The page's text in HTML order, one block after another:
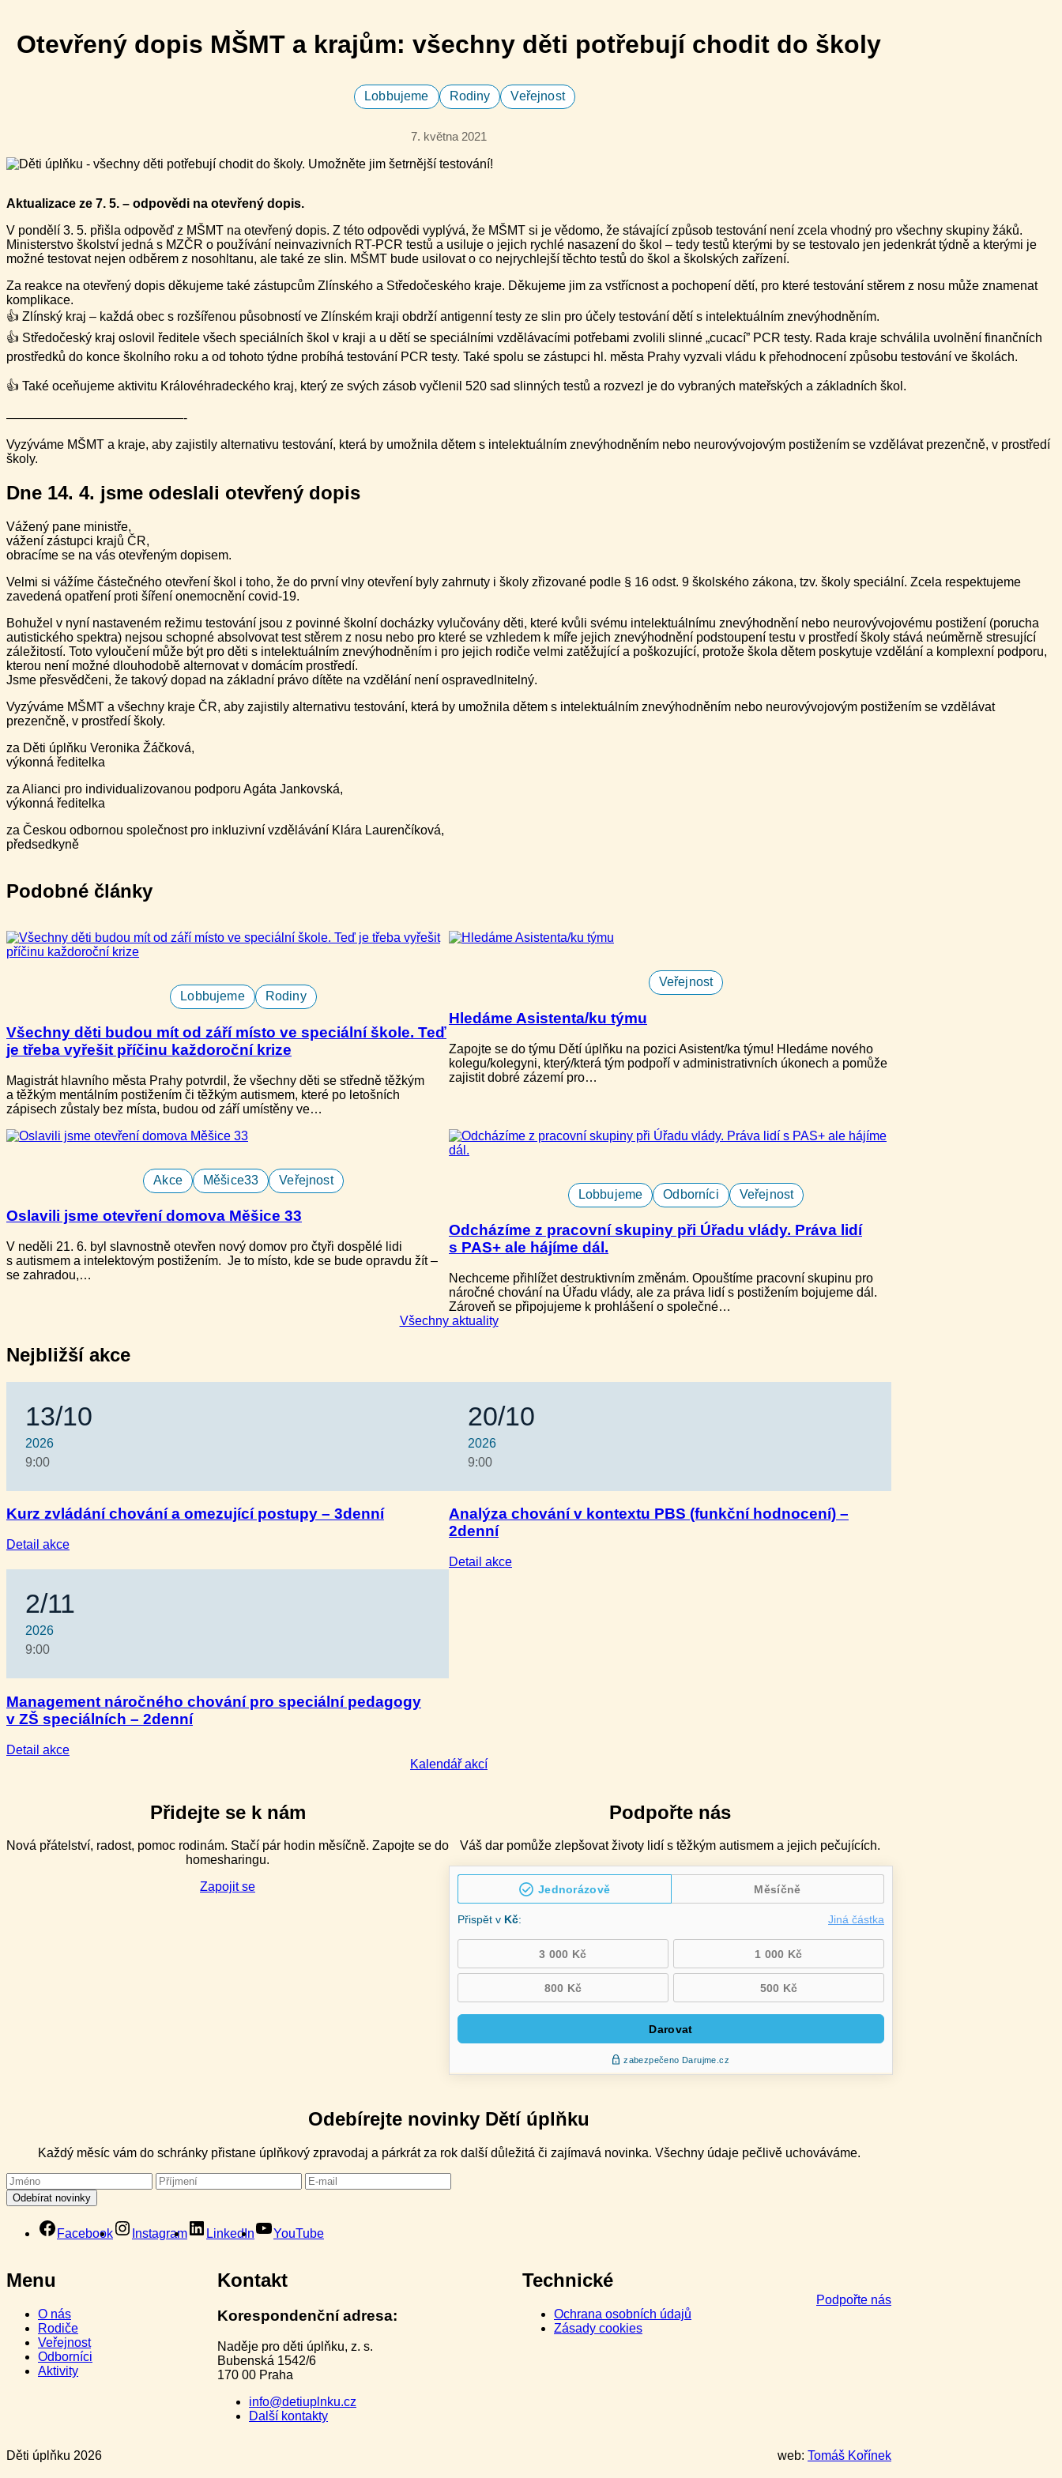
Otevřený dopis MŠMT a krajům: všechny děti potřebují chodit do školy
Lobbujeme Rodiny Veřejnost
7. května 2021
Aktualizace ze 7. 5. – odpovědi na otevřený dopis.
V pondělí 3. 5. přišla odpověď z MŠMT na otevřený dopis. Z této odpovědi vyplývá, že MŠMT si je vědomo, že stávající způsob testování není zcela vhodný pro všechny skupiny žáků.
Ministerstvo školství jedná s MZČR o používání neinvazivních RT-PCR testů a usiluje o jejich rychlé nasazení do škol – tedy testů kterými by se testovalo jen jedenkrát týdně a kterými je
možné testovat nejen odběrem z nosohltanu, ale také ze slin. MŠMT bude usilovat o co nejrychlejší těchto testů do škol a školských zařízení.
Za reakce na otevřený dopis děkujeme také zástupcům Zlínského a Středočeského kraje. Děkujeme jim za vstřícnost a pochopení dětí, pro které testování stěrem z nosu může znamenat
komplikace.
👍 Zlínský kraj – každá obec s rozšířenou působností ve Zlínském kraji obdrží antigenní testy ze slin pro účely testování dětí s intelektuálním znevýhodněním.
👍 Středočeský kraj oslovil ředitele všech speciálních škol v kraji a u dětí se speciálními vzdělávacími potřebami zvolili slinné „cucací” PCR testy. Rada kraje schválila uvolnění finančních
prostředků do konce školního roku a od tohoto týdne probíhá testování PCR testy. Také spolu se zástupci hl. města Prahy vyzvali vládu k přehodnocení způsobu testování ve školách.
👍 Také oceňujeme aktivitu Královéhradeckého kraj, který ze svých zásob vyčlenil 520 sad slinných testů a rozvezl je do vybraných mateřských a základních škol.
——————————————-
Vyzýváme MŠMT a kraje, aby zajistily alternativu testování, která by umožnila dětem s intelektuálním znevýhodněním nebo neurovývojovým postižením se vzdělávat prezenčně, v prostředí
školy.
Dne 14. 4. jsme odeslali otevřený dopis
Vážený pane ministře,
vážení zástupci krajů ČR,
obracíme se na vás otevřeným dopisem.
Velmi si vážíme částečného otevření škol i toho, že do první vlny otevření byly zahrnuty i školy zřizované podle § 16 odst. 9 školského zákona, tzv. školy speciální. Zcela respektujeme
zavedená opatření proti šíření onemocnění covid-19.
Bohužel v nyní nastaveném režimu testování jsou z povinné školní docházky vylučovány děti, které kvůli svému intelektuálnímu znevýhodnění nebo neurovývojovému postižení (porucha
autistického spektra) nejsou schopné absolvovat test stěrem z nosu nebo pro které se vzhledem k míře jejich znevýhodnění podstoupení testu v prostředí školy stává neúměrně stresující
záležitostí. Toto vyloučení může být pro děti s intelektuálním znevýhodněním i pro jejich rodiče velmi zatěžující a poškozující, protože škola dětem poskytuje vzdělání a komplexní podporu,
kterou není možné dlouhodobě alternovat v domácím prostředí.
Jsme přesvědčeni, že takový dopad na základní právo dítěte na vzdělání není ospravedlnitelný.
Vyzýváme MŠMT a všechny kraje ČR, aby zajistily alternativu testování, která by umožnila dětem s intelektuálním znevýhodněním nebo neurovývojovým postižením se vzdělávat
prezenčně, v prostředí školy.
za Děti úplňku Veronika Žáčková,
výkonná ředitelka
za Alianci pro individualizovanou podporu Agáta Jankovská,
výkonná ředitelka
za Českou odbornou společnost pro inkluzivní vzdělávání Klára Laurenčíková,
předsedkyně
Podobné články
Lobbujeme Rodiny
Všechny děti budou mít od září místo ve speciální škole. Teď
je třeba vyřešit příčinu každoroční krize​
Magistrát hlavního města Prahy potvrdil, že všechny děti​ se středně těžkým
a těžkým mentálním postižením či těžkým autismem, které​ po letošních
zápisech zůstaly bez místa, budou od září umístěny ve…
Veřejnost
Hledáme Asistenta/ku týmu
Zapojte se do týmu Dětí úplňku na pozici Asistent/ka týmu! Hledáme nového
kolegu/kolegyni, který/která tým podpoří v administrativních úkonech a pomůže
zajistit dobré zázemí pro…
Akce Měšice33 Veřejnost
Oslavili jsme otevření domova Měšice 33
V neděli ​21. 6. b​yl slavnostně otevře​n nový domov pro ​čtyři dospělé lidi
s autismem a intelektovým postižením​. Je to místo, kde se bude opravdu žít –
se zahradou,…
Lobbujeme Odborníci Veřejnost
Odcházíme z pracovní skupiny při Úřadu vlády. Práva lidí
s PAS+ ale hájíme dál.
Nechceme přihlížet destruktivním změnám. Opouštíme pracovní skupinu pro
náročné chování na Úřadu vlády, ale za práva lidí s postižením bojujeme dál.
Zároveň se připojujeme k prohlášení o společné…
Všechny aktuality
Nejbližší akce
13/10
2026
9:00
Kurz zvládání chování a omezující postupy – 3denní
Detail akce:
zvládání
postupy
20/10
2026
9:00
Analýza chování v kontextu PBS (funkční hodnocení) –
2denní
Detail akce:
2/11
2026
9:00
Management náročného chování pro speciální pedagogy
v ZŠ speciálních – 2denní
Detail akce:
v ZŠ
Kalendář akcí
Přidejte se k nám
Nová přátelství, radost, pomoc rodinám. Stačí pár hodin měsíčně. Zapojte se do
homesharingu.
Zapojit se
Podpořte nás
Váš dar pomůže zlepšovat životy lidí s těžkým autismem a jejich pečujících.
Odebírejte novinky Dětí úplňku
Každý měsíc vám do schránky přistane úplňkový zpravodaj a párkrát za rok další důležitá či zajímavá novinka. Všechny údaje pečlivě uchováváme.
Facebook Instagram LinkedIn YouTube
Menu
O nás
Rodiče
Veřejnost
Odborníci
Aktivity
Kontakt
Korespondenční adresa:
Naděje pro děti úplňku, z. s.
Bubenská 1542/6
170 00 Praha
info@detiuplnku.cz
Další kontakty
Technické
Ochrana osobních údajů
Zásady cookies
Podpořte nás
Děti úplňku 2026 web: Tomáš Kořínek